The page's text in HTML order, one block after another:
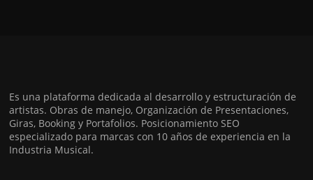
Es una plataforma dedicada al desarrollo y estructuración de
artistas. Obras de manejo, Organización de Presentaciones,
Giras, Booking y Portafolios. Posicionamiento SEO
especializado para marcas con 10 años de experiencia en la
Industria Musical.